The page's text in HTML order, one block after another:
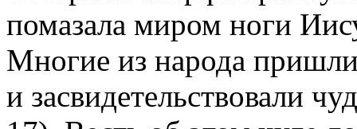
помазала миром ноги
Многие из народа
и засвидетельствовали